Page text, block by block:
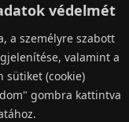
védelmét
a személyre szabott
valamint a
sütiket (cookie)
gombra kattintva